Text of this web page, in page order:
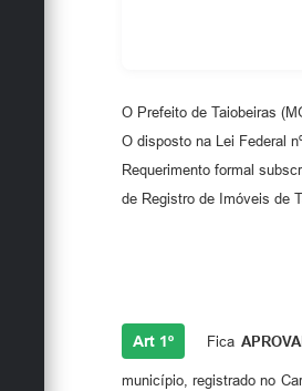
O Prefeito de Taiobeiras
O disposto na Lei Federal
Requerimento formal
de Registro de Imóveis de
Art 1º Fica
município, registrado no